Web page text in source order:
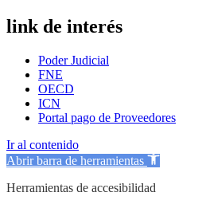
link de interés
Poder Judicial
FNE
OECD
ICN
Portal pago de Proveedores
Ir al contenido
Abrir barra de herramientas
Herramientas de accesibilidad